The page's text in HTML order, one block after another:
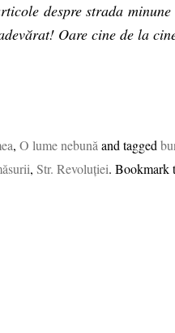
despre strada
Oare cine de la
,O lume nebună and tagged
,Str. Revoluției. Bookmark